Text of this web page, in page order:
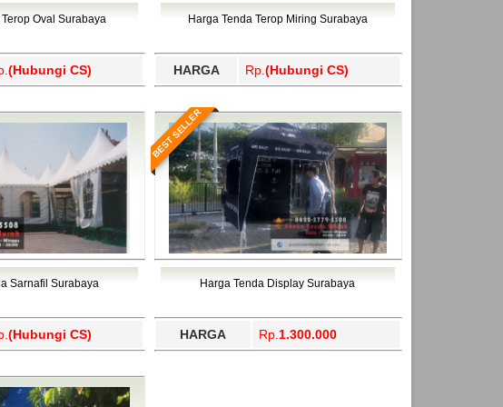
Wonosobo, Yahukimo, Yalimo, Yogyakarta.
Oval Surabaya
(Hubungi CS)
Harga Tenda Terop Miring Surabaya
HARGA Rp. (Hubungi CS)
Sarnafil Surabaya
(Hubungi CS)
BEST SELLER
Harga Tenda Display Surabaya
HARGA Rp. 1.300.000